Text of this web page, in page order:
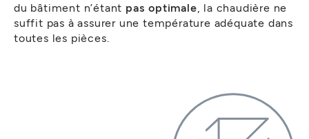
du bâtiment n’étant pas optimale , la chaudière ne
suffit pas à assurer une température adéquate dans
toutes les pièces.